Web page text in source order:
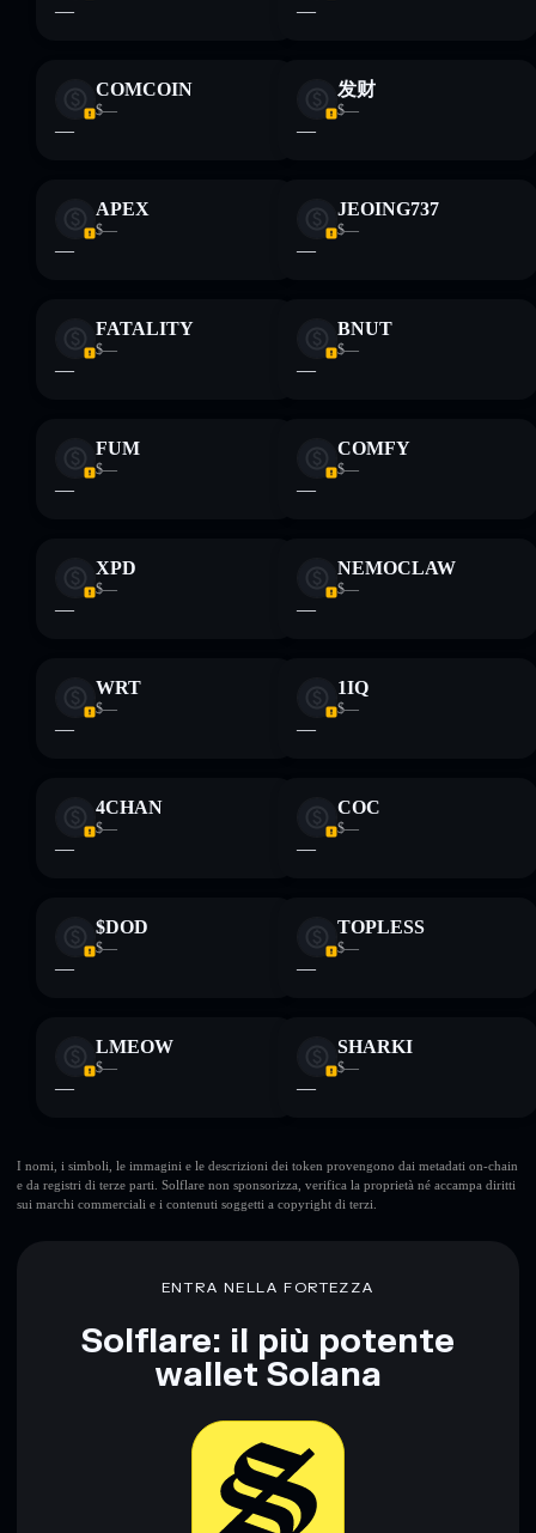
— —
COMCOIN
$—
—
发财
$—
—
APEX
$—
—
JEOING737
$—
—
FATALITY
$—
—
BNUT
$—
—
FUM
$—
—
COMFY
$—
—
XPD
$—
—
NEMOCLAW
$—
—
WRT
$—
—
1IQ
$—
—
4CHAN
$—
—
COC
$—
—
$DOD
$—
—
TOPLESS
$—
—
LMEOW
$—
—
SHARKI
$—
—
I nomi, i simboli, le immagini e le descrizioni dei token provengono dai metadati on-chain
e da registri di terze parti. Solflare non sponsorizza, verifica la proprietà né accampa diritti
sui marchi commerciali e i contenuti soggetti a copyright di terzi.
ENTRA NELLA FORTEZZA
Solflare: il più potente
wallet Solana